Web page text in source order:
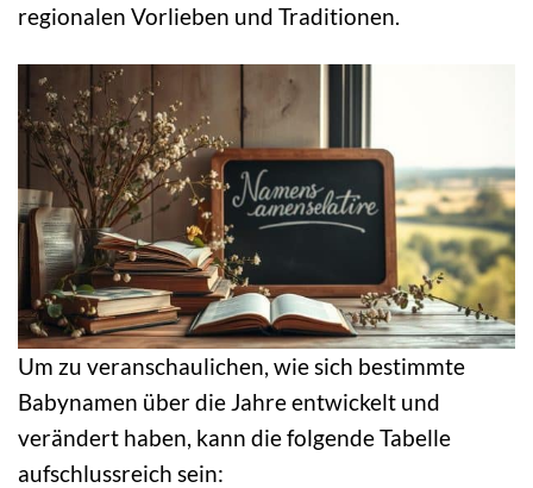
regionalen Vorlieben und Traditionen.
Um zu veranschaulichen, wie sich bestimmte
Babynamen über die Jahre entwickelt und
verändert haben, kann die folgende Tabelle
aufschlussreich sein: